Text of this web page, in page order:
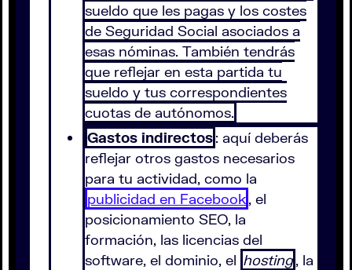
sueldo que les pagas y los costes
de Seguridad Social asociados a
esas nóminas. También tendrás
que reflejar en esta partida tu
sueldo y tus correspondientes
cuotas de autónomos.
Gastos indirectos: aquí deberás
reflejar otros gastos necesarios
para tu actividad, como la
publicidad en Facebook, el
posicionamiento SEO, la
formación, las licencias del
software, el dominio, el hosting, la